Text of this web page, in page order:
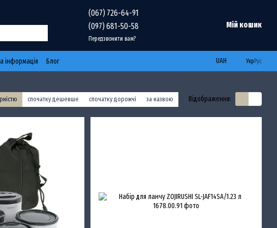
(067) 726-64-91
(097) 681-50-58
Передзвонити вам?
Мій кошик
інформація Блог UAH Укр Рус
спочатку дешевше спочатку дорожчі за назвою Відображення: